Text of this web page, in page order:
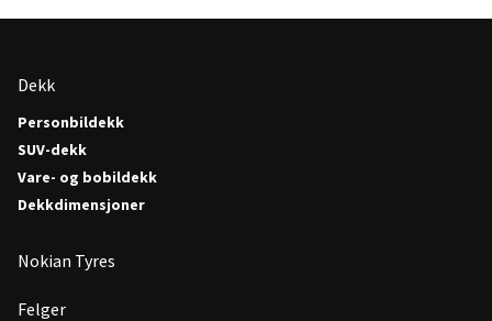
Dekk
Personbildekk
SUV-dekk
Vare- og bobildekk
Dekkdimensjoner
Nokian Tyres
Felger